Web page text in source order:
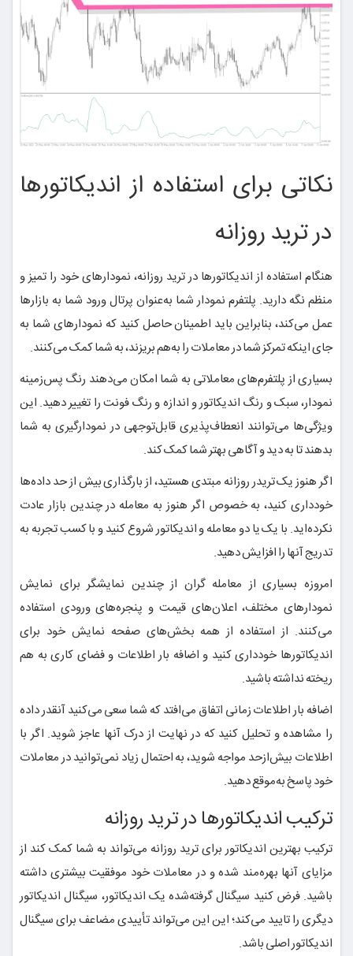
نکاتی برای استفاده از اندیکاتورها
در ترید روزانه
هنگام استفاده از اندیکاتورها در ترید روزانه، نمودارهای خود را تمیز و
منظم نگه دارید. پلتفرم نمودار شما به‌عنوان پرتال ورود شما به بازارها
عمل می‌کند، بنابراین باید اطمینان حاصل کنید که نمودارهای شما به
جای اینکه تمرکز شما در معاملات را به‌هم بریزند، به شما کمک می‌کنند.
بسیاری از پلتفرم‌های معاملاتی به شما امکان می‌دهند رنگ پس‌زمینه
نمودار، سبک و رنگ اندیکاتور و اندازه و رنگ فونت را تغییر دهید. این
ویژگی‌ها می‌توانند انعطاف‌پذیری قابل‌توجهی در نمودارگیری به شما
بدهند تا به دید و آگاهی بهتر شما کمک کند.
اگر هنوز یک تریدر روزانه مبتدی هستید، از بارگذاری بیش از حد داده‌ها
خودداری کنید، به خصوص اگر هنوز به معامله در چندین بازار عادت
نکرده‌اید. با یک یا دو معامله و اندیکاتور شروع کنید و با کسب تجربه به
تدریج آنها را افزایش دهید.
امروزه بسیاری از معامله گران از چندین نمایشگر برای نمایش
نمودارهای مختلف، اعلان‌های قیمت و پنجره‌های ورودی استفاده
می‌کنند. از استفاده از همه بخش‌های صفحه نمایش خود برای
اندیکاتورها خودداری کنید و اضافه بار اطلاعات و فضای کاری به هم
ریخته نداشته باشید.
اضافه بار اطلاعات زمانی اتفاق می‌افتد که شما سعی می‌کنید آنقدر داده
را مشاهده و تحلیل کنید که در نهایت از درک آنها عاجز شوید. اگر با
اطلاعات بیش‌ازحد مواجه شوید، به احتمال زیاد نمی‌توانید در معاملات
خود پاسخ به‌موقع دهید.
ترکیب اندیکاتورها در ترید روزانه
ترکیب بهترین اندیکاتور برای ترید روزانه می‌تواند به شما کمک کند از
مزایای آنها بهره‌مند شده و در معاملات خود موفقیت بیشتری داشته
باشید. فرض کنید سیگنال گرفته‌شده یک اندیکاتور، سیگنال اندیکاتور
دیگری را تایید می‌کند؛ این این می‌تواند تأییدی مضاعف برای سیگنال
اندیکاتور اصلی باشد.